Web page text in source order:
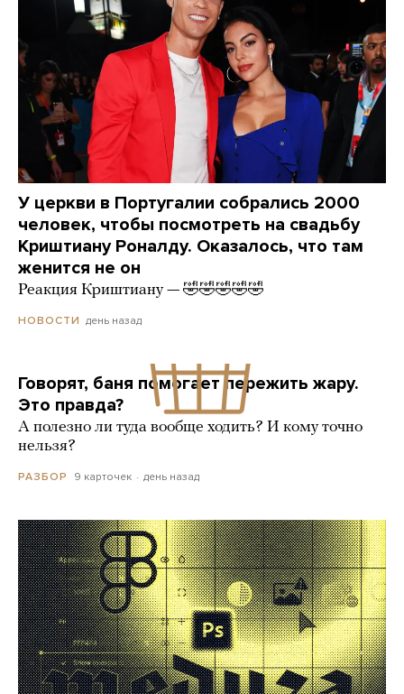
У церкви в Португалии собрались 2000
человек, чтобы посмотреть на свадьбу
Криштиану Роналду. Оказалось, что там
женится не он
Реакция Криштиану — 🤣🤣🤣🤣🤣
НОВОСТИ день назад
Говорят, баня помогает пережить жару.
Это правда?
А полезно ли туда вообще ходить? И кому точно
нельзя?
РАЗБОР 9 карточек день назад